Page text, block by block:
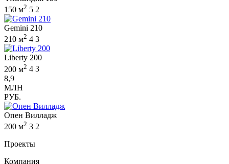
150 м2 5 2
Gemini 210
210 м2 4 3
Liberty 200
200 м2 4 3
8,9
МЛН
РУБ.
Опен Вилладж
200 м2 3 2
Проекты
Компания